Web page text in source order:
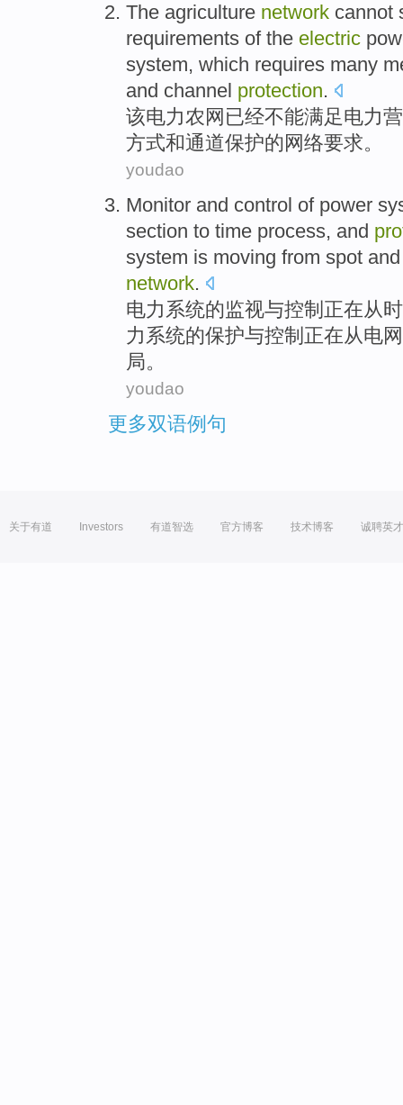
The agriculture network cannot
requirements ofthe electric
system, which requires many
and channel protection.
该电力农网 已经不能满足电力
方式和通道保护的 网络要求。
youdao
Monitor and control of power
section to time process, and
system is moving from spot and
network.
电力 系统的监视与控制 正在从
力系统的保护与控制正在从电网
局。
youdao
更多双语例句
关于有道 Investors 有道智选 官方博客 技术博客 诚聘英才